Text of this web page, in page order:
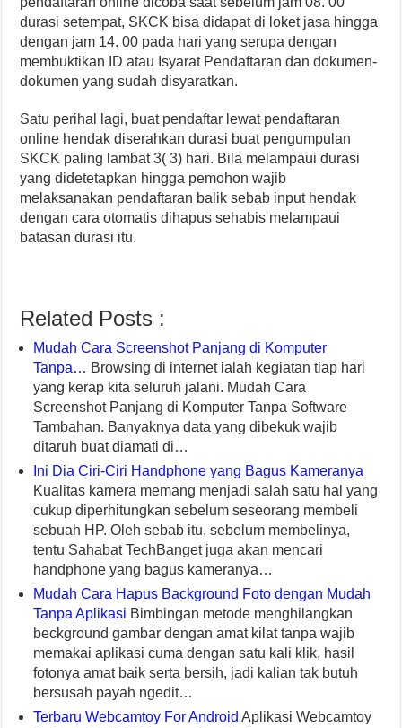
durasi setempat, SKCK bisa didapat di loket jasa hingga
dengan jam 14. 00 pada hari yang serupa dengan
membuktikan ID atau Isyarat Pendaftaran dan dokumen-
dokumen yang sudah disyaratkan.
Satu perihal lagi, buat pendaftar lewat pendaftaran
online hendak diserahkan durasi buat pengumpulan
SKCK paling lambat 3( 3) hari. Bila melampaui durasi
yang didetetapkan hingga pemohon wajib
melaksanakan pendaftaran balik sebab input hendak
dengan cara otomatis dihapus sehabis melampaui
batasan durasi itu.
Related Posts :
Mudah Cara Screenshot Panjang di Komputer
Tanpa… Browsing di internet ialah kegiatan tiap hari
yang kerap kita seluruh jalani. Mudah Cara
Screenshot Panjang di Komputer Tanpa Software
Tambahan. Banyaknya data yang dibekuk wajib
ditaruh buat diamati di…
Ini Dia Ciri-Ciri Handphone yang Bagus Kameranya
Kualitas kamera memang menjadi salah satu hal yang
cukup diperhitungkan sebelum seseorang membeli
sebuah HP. Oleh sebab itu, sebelum membelinya,
tentu Sahabat TechBanget juga akan mencari
handphone yang bagus kameranya…
Mudah Cara Hapus Background Foto dengan Mudah
Tanpa Aplikasi Bimbingan metode menghilangkan
beckground gambar dengan amat kilat tanpa wajib
memakai aplikasi cuma dengan satu kali klik, hasil
fotonya amat baik serta bersih, jadi kalian tak butuh
bersusah payah ngedit…
Terbaru Webcamtoy For Android Aplikasi Webcamtoy